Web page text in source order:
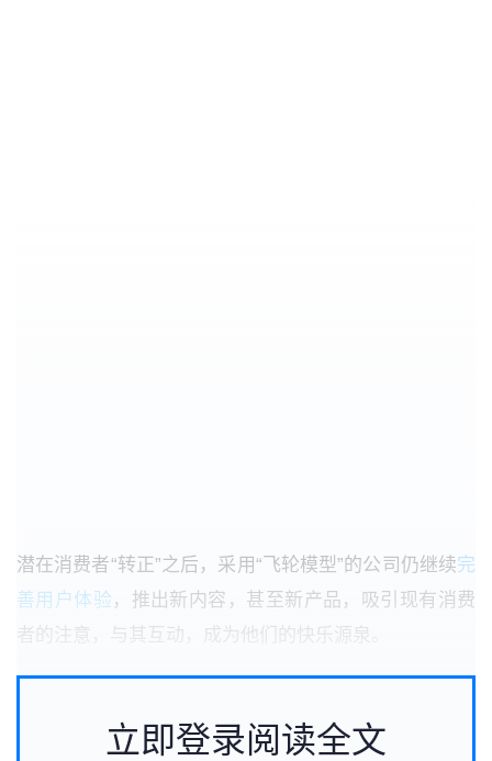
潜在消费者“转正”之后，采用 “ 飞轮模型”的公司仍继续完
善用户体验 ，推出新内容，甚至新产品，吸引现有消费
者的注意，与其互动，成为他们的快乐源泉。
立即登录阅读全文